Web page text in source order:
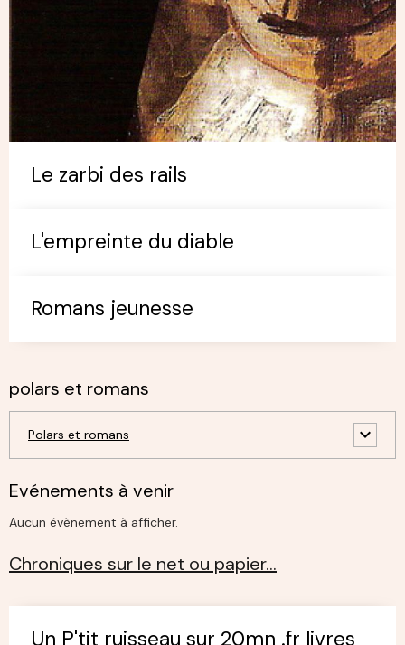
Le zarbi des rails
L'empreinte du diable
Romans jeunesse
polars et romans
Polars et romans
Evénements à venir
Aucun évènement à afficher.
Chroniques sur le net ou papier…
Un P'tit ruisseau sur 20mn .fr livres